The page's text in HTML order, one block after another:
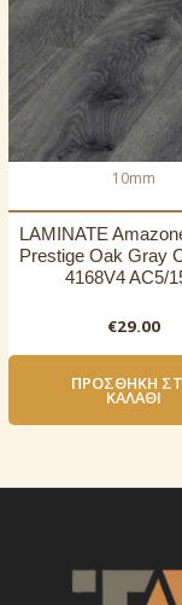
10mm
LAMINATE
Prestige Oak Gray
4168V4 AC5/
€29.00
ΠΡΟΣΘΉΚΗ
ΚΑΛΆΘΙ